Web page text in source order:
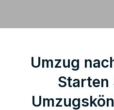
Umzug
Starten